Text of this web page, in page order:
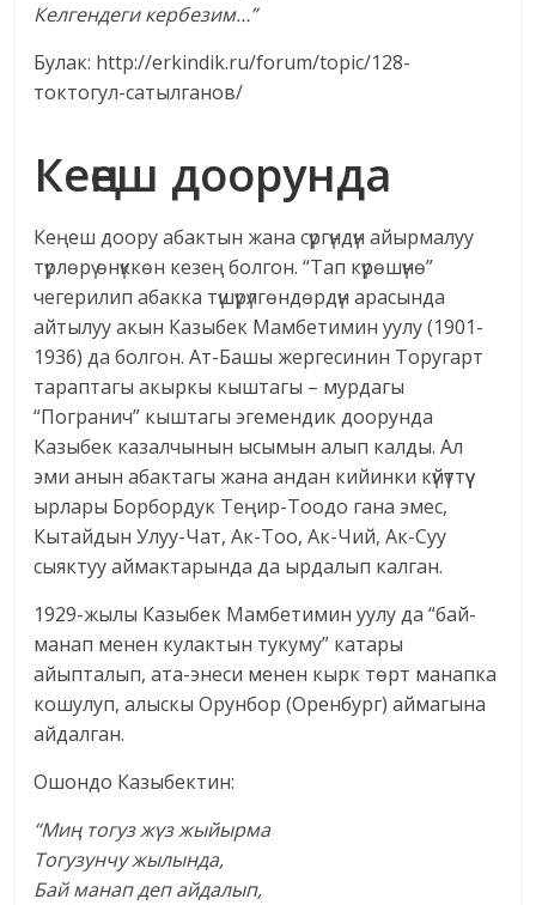
Келгендеги кербезим…”
Булак: http://erkindik.ru/forum/topic/128-
токтогул-сатылганов/
Кеңеш доорунда
Кеңеш доору абактын жана сүргүндүн айырмалуу
түрлөрү өнүккөн кезең болгон. “Тап күрөшүнө”
чегерилип абакка түшүрүлгөндөрдүн арасында
айтылуу акын Казыбек Мамбетимин уулу (1901-
1936) да болгон. Ат-Башы жергесинин Торугарт
тараптагы акыркы кыштагы – мурдагы
“Погранич” кыштагы эгемендик доорунда
Казыбек казалчынын ысымын алып калды. Ал
эми анын абактагы жана андан кийинки күйүттүү
ырлары Борбордук Теңир-Тоодо гана эмес,
Кытайдын Улуу-Чат, Ак-Тоо, Ак-Чий, Ак-Суу
сыяктуу аймактарында да ырдалып калган.
1929-жылы Казыбек Мамбетимин уулу да “бай-
манап менен кулактын тукуму” катары
айыпталып, ата-энеси менен кырк төрт манапка
кошулуп, алыскы Орунбор (Оренбург) аймагына
айдалган.
Ошондо Казыбектин:
“Миң тогуз жүз жыйырма
Тогузунчу жылында,
Бай манап деп айдалып,